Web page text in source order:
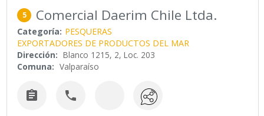
5 Comercial Daerim Chile Ltda.
Categoría: PESQUERAS
EXPORTADORES DE PRODUCTOS DEL MAR
Dirección: Blanco 1215, 2, Loc. 203
Comuna: Valparaíso
 